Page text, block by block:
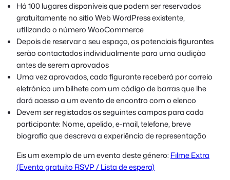
Há 100 lugares disponíveis que podem ser reservados
gratuitamente no sítio Web WordPress existente,
utilizando o número WooCommerce
Depois de reservar o seu espaço, os potenciais figurantes
serão contactados individualmente para uma audição
antes de serem aprovados
Uma vez aprovados, cada figurante receberá por correio
eletrónico um bilhete com um código de barras que lhe
dará acesso a um evento de encontro com o elenco
Devem ser registados os seguintes campos para cada
participante: Nome, apelido, e-mail, telefone, breve
biografia que descreva a experiência de representação
Eis um exemplo de um evento deste género: Filme Extra
(Evento gratuito RSVP / Lista de espera)